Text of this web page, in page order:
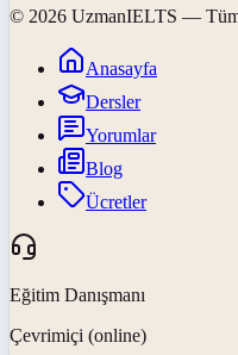
© 2026 UzmanIELTS — Tüm
Anasayfa
Dersler
Yorumlar
Blog
Ücretler
Eğitim Danışmanı
Çevrimiçi (online)